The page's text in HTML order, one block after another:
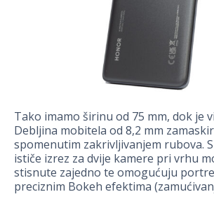
Tako imamo širinu od 75 mm, dok je
Debljina mobitela od 8,2 mm
spomenutim zakrivljivanjem rubova.
ističe izrez za dvije kamere pri vrhu
stisnute zajedno te omogućuju
preciznim Bokeh efektima